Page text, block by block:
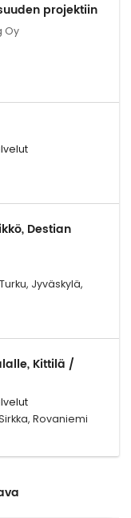
projektiin
Oy
Destian
Jyväskylä,
Kittilä /
Rovaniemi